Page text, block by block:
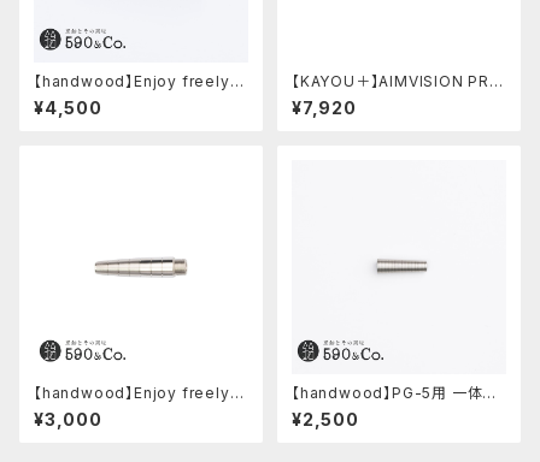
【handwood】Enjoy freely
前軸・ディンプル(ジュラルミン)
¥4,500
【KAYOU＋】AIMVISION PR
O/エイムビジョンプロ (スノー
ホワイト)
¥7,920
【handwood】Enjoy freely
前軸 (ステンレス)
¥3,000
【handwood】PG-5用 一体型
ノック部カバー (グルーブ/ステン
レス)
¥2,500